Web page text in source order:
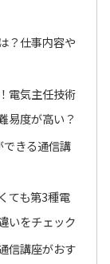
？仕事内容や
電気主任技術
易度が高い？
きる通信講
ても第3種電
いをチェック
信講座がおす